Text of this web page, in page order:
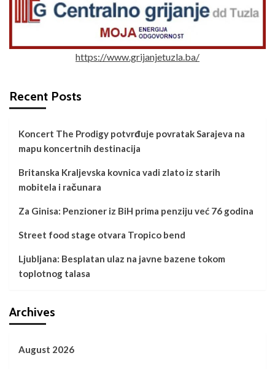
https://www.grijanjetuzla.ba/
Recent Posts
Koncert The Prodigy potvrđuje povratak Sarajeva na
mapu koncertnih destinacija
Britanska Kraljevska kovnica vadi zlato iz starih
mobitela i računara
Za Ginisa: Penzioner iz BiH prima penziju već 76 godina
Street food stage otvara Tropico bend
Ljubljana: Besplatan ulaz na javne bazene tokom
toplotnog talasa
Archives
August 2026